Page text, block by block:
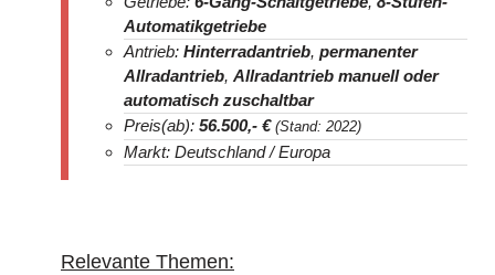
Automatikgetriebe
Antrieb: Hinterradantrieb, permanenter
Allradantrieb, Allradantrieb manuell oder
automatisch zuschaltbar
Preis(ab): 56.500,- € (Stand: 2022)
Markt: Deutschland / Europa
Relevante Themen: